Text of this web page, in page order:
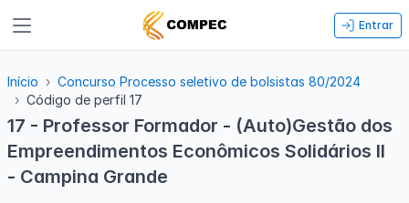
Entrar
Início
Concurso Processo seletivo de bolsistas 80/2024
Código de perfil 17
17 - Professor Formador - (Auto)Gestão dos
Empreendimentos Econômicos Solidários II
- Campina Grande